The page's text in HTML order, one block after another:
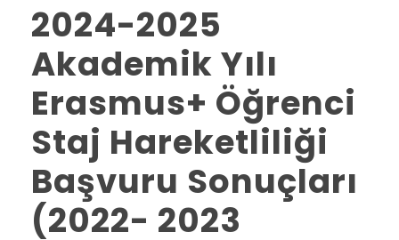
2024-2025
Akademik Yılı
Erasmus+ Öğrenci
Staj Hareketliliği
Başvuru Sonuçları
(2022- 2023